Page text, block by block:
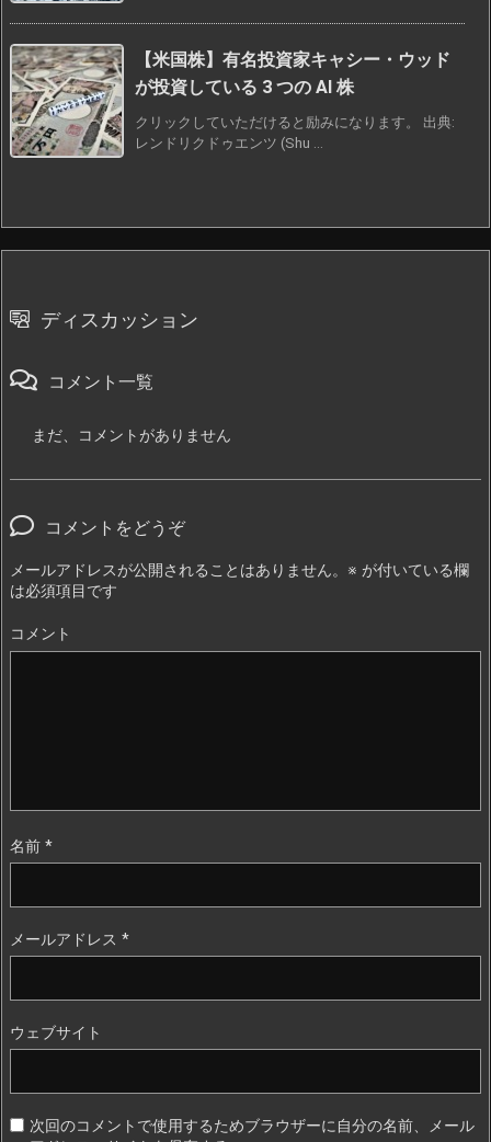
【米国株】有名投資家キャシー・ウッド
が投資している 3 つの AI 株
クリックしていただけると励みになります。 出典:
レンドリクドゥエンツ (Shu ...
ディスカッション
コメント一覧
まだ、コメントがありません
コメントをどうぞ
メールアドレスが公開されることはありません。 ※ が付いている欄
は必須項目です
コメント
名前 *
メールアドレス *
ウェブサイト
次回のコメントで使用するためブラウザーに自分の名前、メール